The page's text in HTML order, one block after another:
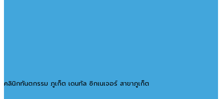
คลินิกทันตกรรม ภูเก็ต เดนทัล ซิกเนเจอร์ สาขาภูเก็ต